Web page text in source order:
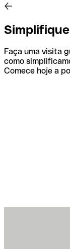
Faça uma visita
como
Comece hoje a